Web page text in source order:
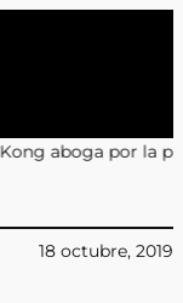
del Edificio
18 octubre, 2019